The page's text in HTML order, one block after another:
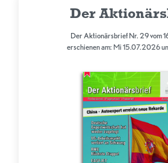
Der
Der Aktionärsbrief Nr. 29 vom
erschienen am: Mi 15.07.2026